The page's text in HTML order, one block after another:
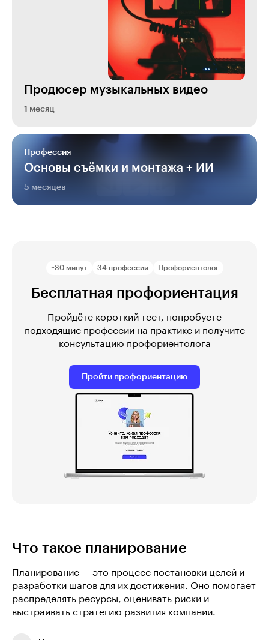
Продюсер музыкальных видео
1 месяц
Профессия
Основы съёмки и монтажа + ИИ
5 месяцев
~30 минут 34 профессии Профориентолог
Бесплатная профориентация
Пройдёте короткий тест, попробуете
подходящие профессии на практике и получите
консультацию профориентолога
Пройти профориентацию
Что такое планирование
Планирование — это процесс постановки целей и
разработки шагов для их достижения. Оно помогает
распределять ресурсы, оценивать риски и
выстраивать стратегию развития компании.